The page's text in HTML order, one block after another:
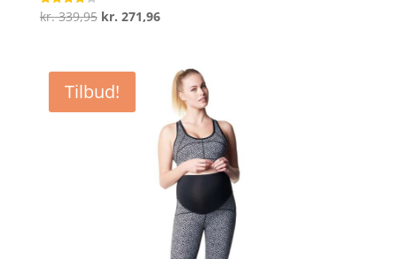
Vurderet
3.8
kr.339,95 Den
var:
kr. 339,95.
kr. 271,96Den
er:
kr. 271,96.
Tilbud!